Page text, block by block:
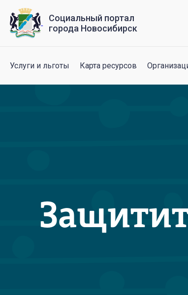
Социальный портал
города Новосибирск
Услуги и льготы Карта ресурсов